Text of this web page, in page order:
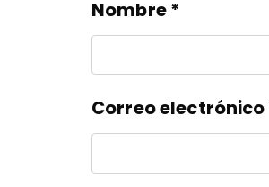
Nombre*
Correo electrónico